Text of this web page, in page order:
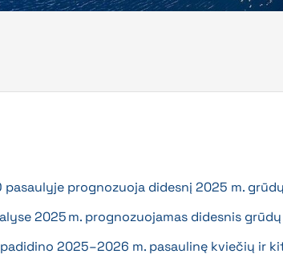
pasaulyje prognozuoja didesnį 2025 m.
2025 m. prognozuojamas didesnis
padidino 2025–2026 m. pasaulinę kviečių ir